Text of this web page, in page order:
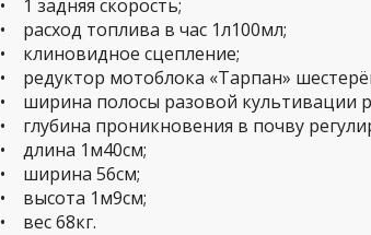
• 1 задняя скорость;
• расход топлива в час 1л100мл;
• клиновидное сцепление;
• редуктор мотоблока «Тарпан»
• ширина полосы разовой культивации
• глубина проникновения в почву
• длина 1м40см;
• ширина 56см;
• высота 1м9см;
• вес 68кг.